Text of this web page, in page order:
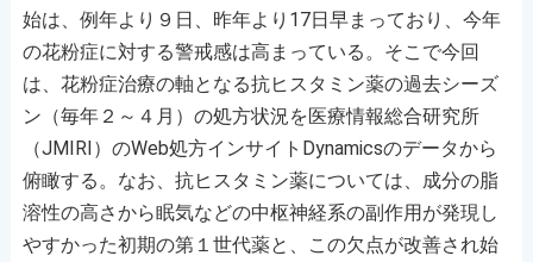
始は、例年より９日、昨年より17日早まっており、今年
の花粉症に対する警戒感は高まっている。そこで今回
は、花粉症治療の軸となる抗ヒスタミン薬の過去シーズ
ン（毎年２～４月）の処方状況を医療情報総合研究所
（JMIRI）のWeb処方インサイトDynamicsのデータから
俯瞰する。なお、抗ヒスタミン薬については、成分の脂
溶性の高さから眠気などの中枢神経系の副作用が発現し
やすかった初期の第１世代薬と、この欠点が改善され始